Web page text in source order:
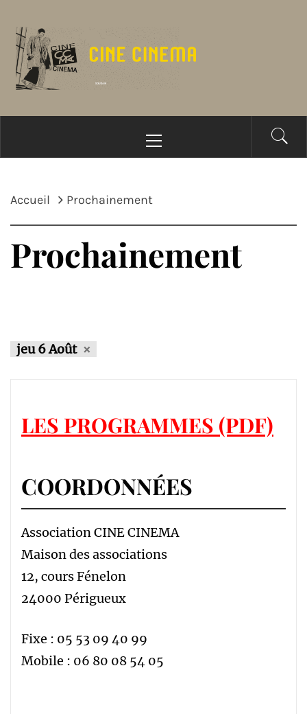
contenu
principal
Accueil Prochainement
Prochainement
jeu 6 Août
LES PROGRAMMES (PDF)
COORDONNÉES
Association CINE CINEMA
Maison des associations
12, cours Fénelon
24000 Périgueux
Fixe : 05 53 09 40 99
Mobile : 06 80 08 54 05